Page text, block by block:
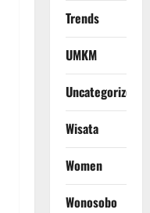
Trends
UMKM
Uncategorized
Wisata
Women
Wonosobo